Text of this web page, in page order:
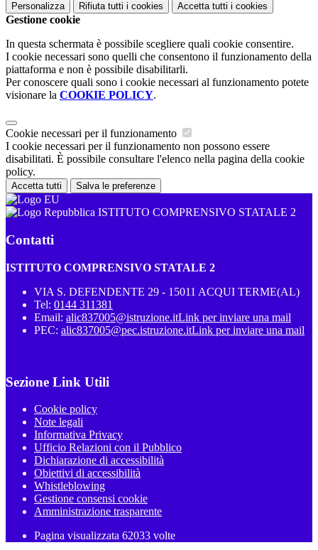
Personalizza Rifiuta tutti i cookies Accetta tutti i cookies
Gestione cookie
In questa schermata è possibile scegliere quali cookie consentire.
I cookie necessari sono quelli che consentono il funzionamento della
piattaforma e non è possibile disabilitarli.
Per conoscere quali sono i cookie necessari al funzionamento potete
visionare la COOKIE POLICY.
Cookie necessari per il funzionamento
I cookie necessari per il funzionamento non possono essere
disabilitati. È possibile consultare l'elenco nella pagina della cookie
policy.
Accetta tutti Salva le preferenze
ISTITUTO COMPRENSIVO STATALE 2
Contatti
ISTITUTO COMPRENSIVO STATALE 2
VIA S. DEFENDENTE 29 - 15011 ACQUI TERME(AL)
Tel: 0144 311381
Email: alic837005@istruzione.itLink per inviare una mail
PEC: alic837005@pec.istruzione.itLink per inviare una mail
Sezione Link Utili
Cookie policy
Note legali
Informativa Privacy
Ufficio Relazioni con il Pubblico
Dichiarazione di accessibilità
Obiettivi di accessibilità
Whistleblowing
Gestione consensi cookie
Amministrazione trasparente
Pagina visualizzata 62033 volte